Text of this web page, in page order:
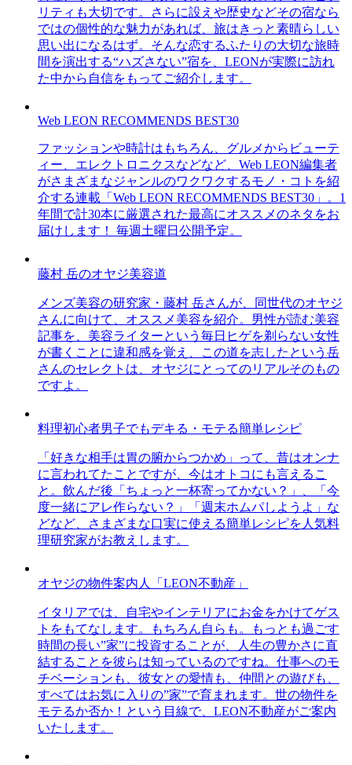
リティも大切です。さらに設えや歴史などその宿なら
ではの個性的な魅力があれば、旅はきっと素晴らしい
思い出になるはず。そんな恋するふたりの大切な旅時
間を演出する“ハズさない”宿を、LEONが実際に訪れ
た中から自信をもってご紹介します。
Web LEON RECOMMENDS BEST30
ファッションや時計はもちろん、グルメからビューテ
ィー、エレクトロニクスなどなど、Web LEON編集者
がさまざまなジャンルのワクワクするモノ・コトを紹
介する連載「Web LEON RECOMMENDS BEST30」。1
年間で計30本に厳選された最高にオススメのネタをお
届けします！ 毎週土曜日公開予定。
藤村 岳のオヤジ美容道
メンズ美容の研究家・藤村 岳さんが、同世代のオヤジ
さんに向けて、オススメ美容を紹介。男性が読む美容
記事を、美容ライターという毎日ヒゲを剃らない女性
が書くことに違和感を覚え、この道を志したという岳
さんのセレクトは、オヤジにとってのリアルそのもの
ですよ。
料理初心者男子でもデキる・モテる簡単レシピ
「好きな相手は胃の腑からつかめ」って、昔はオンナ
に言われてたことですが、今はオトコにも言えるこ
と。飲んだ後「ちょっと一杯寄ってかない？」、「今
度一緒にアレ作らない？」「週末ホムパしようよ」な
どなど、さまざまな口実に使える簡単レシピを人気料
理研究家がお教えします。
オヤジの物件案内人「LEON不動産」
イタリアでは、自宅やインテリアにお金をかけてゲス
トをもてなします。もちろん自らも。もっとも過ごす
時間の長い”家”に投資することが、人生の豊かさに直
結することを彼らは知っているのですね。仕事へのモ
チベーションも、彼女との愛情も、仲間との遊びも、
すべてはお気に入りの”家”で育まれます。世の物件を
モテるか否か！という目線で、LEON不動産がご案内
いたします。